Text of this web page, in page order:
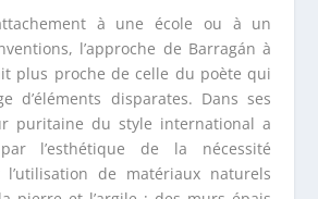
à une école ou à un
l’approche de Barragán à
plus proche de celle du poète qui
d’éléments disparates. Dans ses
puritaine du style international a
l’esthétique de la nécessité
de matériaux naturels